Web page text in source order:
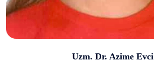
Uzm. Dr. Azime Evci